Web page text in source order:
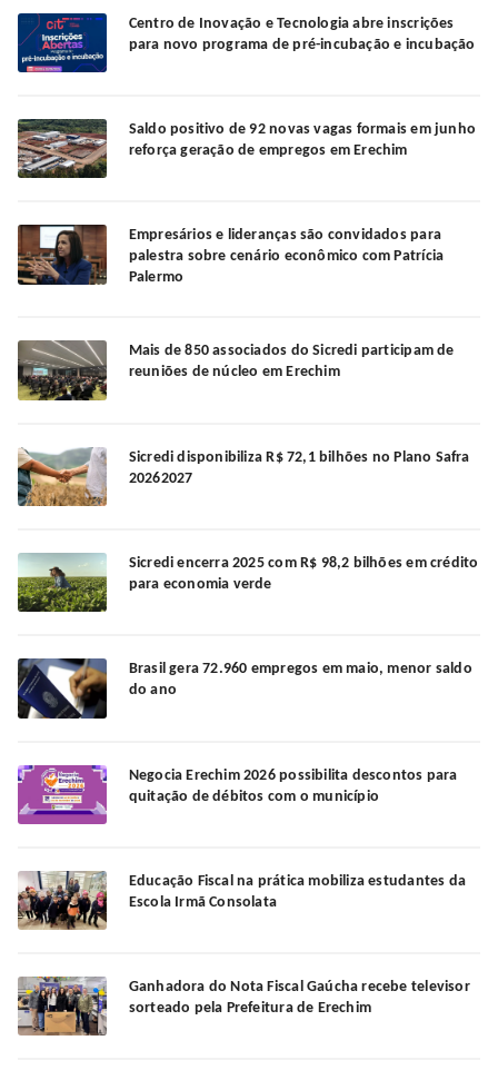
Centro de Inovação e Tecnologia abre inscrições
para novo programa de pré-incubação e incubação
Saldo positivo de 92 novas vagas formais em junho
reforça geração de empregos em Erechim
Empresários e lideranças são convidados para
palestra sobre cenário econômico com Patrícia
Palermo
Mais de 850 associados do Sicredi participam de
reuniões de núcleo em Erechim
Sicredi disponibiliza R$ 72,1 bilhões no Plano Safra
20262027
Sicredi encerra 2025 com R$ 98,2 bilhões em crédito
para economia verde
Brasil gera 72.960 empregos em maio, menor saldo
do ano
Negocia Erechim 2026 possibilita descontos para
quitação de débitos com o município
Educação Fiscal na prática mobiliza estudantes da
Escola Irmã Consolata
Ganhadora do Nota Fiscal Gaúcha recebe televisor
sorteado pela Prefeitura de Erechim